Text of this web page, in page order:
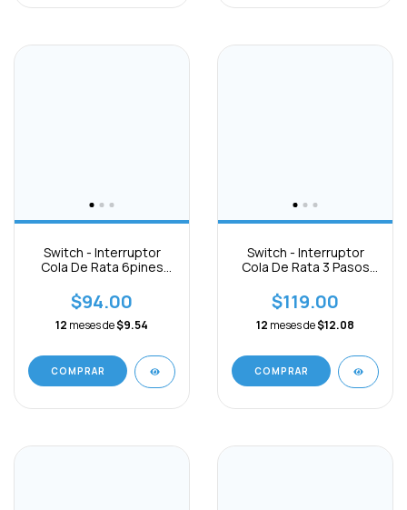
Switch - Interruptor
Cola De Rata 6pines
$94.00
12 meses de$9.54
COMPRAR
Switch - Interruptor
Cola De Rata 3 Pasos
$119.00
12 meses de$12.08
COMPRAR